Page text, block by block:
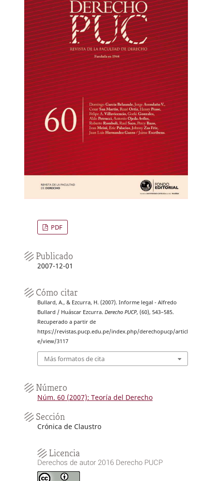
PDF
Publicado
2007-12-01
Cómo citar
Bullard, A., & Ezcurra, H. (2007). Informe legal - Alfredo
Bullard / Huáscar Ezcurra. Derecho PUCP, (60), 543–585.
Recuperado a partir de
https://revistas.pucp.edu.pe/index.php/derechopucp/articl
e/view/3117
Más formatos de cita
Número
Núm. 60 (2007): Teoría del Derecho
Sección
Crónica de Claustro
Licencia
Derechos de autor 2016 Derecho PUCP